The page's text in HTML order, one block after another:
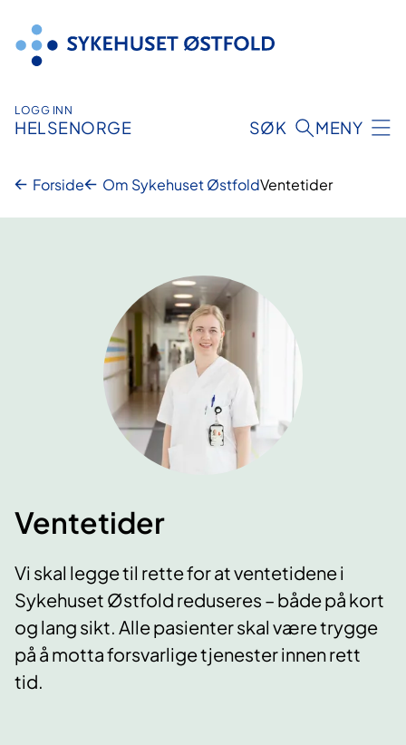
innhold
LOGG INN
HELSENORGE SØK MENY
Forside Om Sykehuset ØstfoldVentetider
Ventetider
Vi skal legge til rette for at ventetidene i
Sykehuset Østfold reduseres – både på kort
og lang sikt. Alle pasienter skal være trygge
på å motta forsvarlige tjenester innen rett
tid.